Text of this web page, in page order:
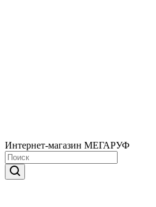
Интернет-магазин МЕГАРУФ